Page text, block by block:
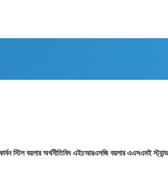
স্টিল বয়লার অর্থনীতিবিদ এইচআরএসজি বয়লার এএসএমই